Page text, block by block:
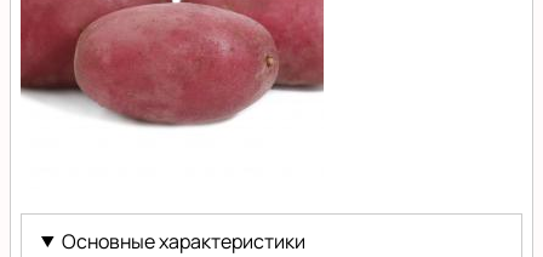
(Romanze)
Основные характеристики